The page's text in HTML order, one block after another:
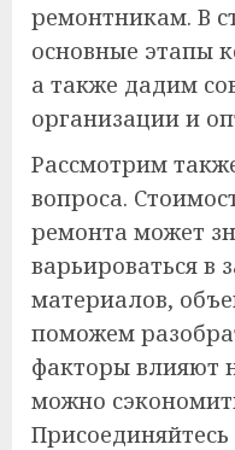
ремонтникам. В
основные этапы
а также дадим
организации и
Рассмотрим
вопроса.
ремонта может
варьироваться в
материалов,
поможем
факторы влияют
можно